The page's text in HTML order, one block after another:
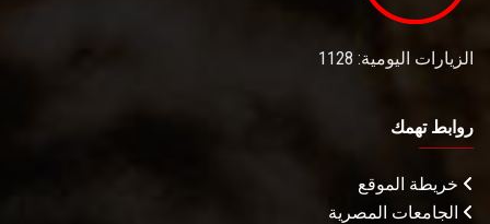
الزيارات اليومية: 1128
روابط تهمك
خريطة الموقع
الجامعات المصرية